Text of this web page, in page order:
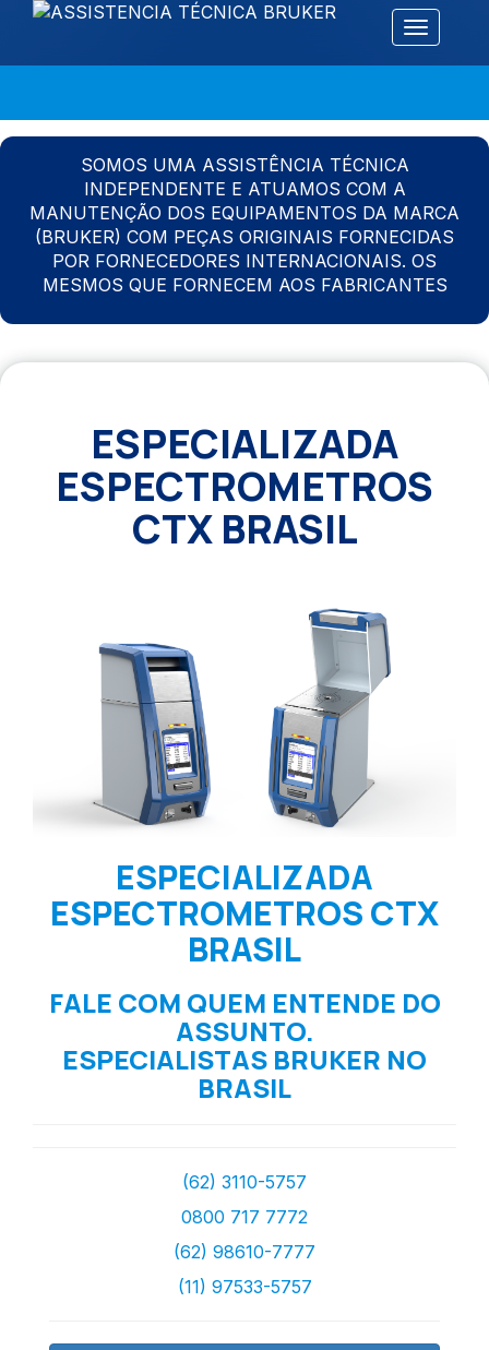
Alternar
SOMOS UMA ASSISTÊNCIA TÉCNICA
INDEPENDENTE E ATUAMOS COM A
MANUTENÇÃO DOS EQUIPAMENTOS DA MARCA
(BRUKER) COM PEÇAS ORIGINAIS FORNECIDAS
POR FORNECEDORES INTERNACIONAIS. OS
MESMOS QUE FORNECEM AOS FABRICANTES
ESPECIALIZADA
ESPECTROMETROS
CTX BRASIL
ESPECIALIZADA
ESPECTROMETROS CTX
BRASIL
FALE COM QUEM ENTENDE DO
ASSUNTO.
ESPECIALISTAS BRUKER NO
BRASIL
(62) 3110-5757
0800 717 7772
(62) 98610-7777
(11) 97533-5757